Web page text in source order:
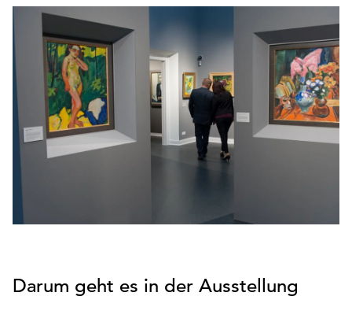
Betrieb
notwendig
sind
(funktionale
Cookies),
sowie
zu
genutzt
Darum geht es in der Ausstellung